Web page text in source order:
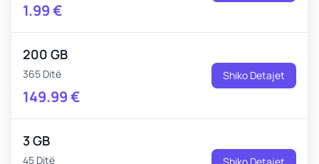
1.99€
200 GB
365 Ditë
149.99€
Shiko Detajet
3 GB
45 Ditë